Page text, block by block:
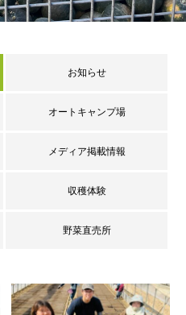
お知らせ
オートキャンプ場
メディア掲載情報
収穫体験
野菜直売所